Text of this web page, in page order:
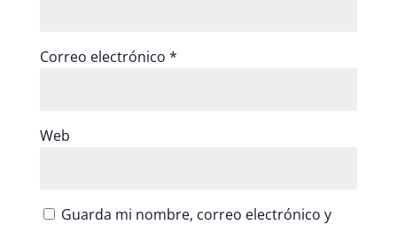
Correo electrónico *
Web
Guarda mi nombre, correo electrónico y